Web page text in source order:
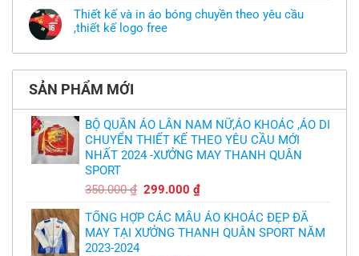
chưa
có
mẫu
thì
làm
khoác
theo
yêu
thiết
tại
TPHCM
bình
luận
ở
MU
thảm:
Hag
lại
trích
cầu
thủ,
thừa
nhận
sự
thật
chát
bầy
quỷ
nhỏ
Thiết kế và in áo bóng chuyền theo yêu cầu
,thiết kế logo free
có
luận
Thiết
và
in
áo
bóng
chuyền
theo
yêu
,thiết
free
SẢN PHẨM MỚI
BỘ QUẦN ÁO LÂN NAM NỮ,ÁO KHOÁC ,ÁO DI
CHUYỂN THIẾT KẾ THEO YÊU CẦU MỚI
NHẤT 2024 -XƯỞNG MAY THANH QUÂN
SPORT
350.000₫ Giá
là:
350.000 ₫.
299.000₫Giá
tại
là:
TỔNG HỢP CÁC MẪU ÁO KHOÁC ĐẸP ĐÃ
MAY TẠI XƯỞNG THANH QUÂN SPORT NĂM
2023-2024